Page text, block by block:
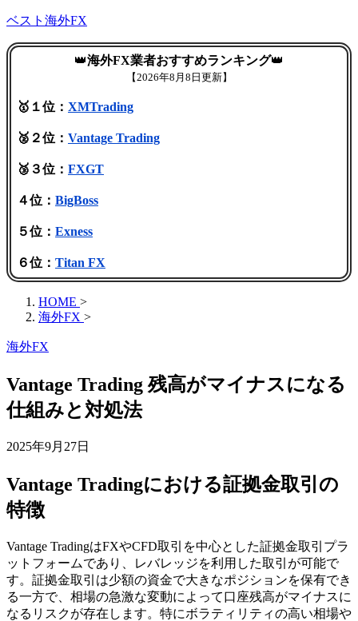
ベスト海外FX
👑海外FX業者おすすめランキング👑
【2026年8月8日更新】
🥇１位： XMTrading
🥈２位： Vantage Trading
🥉３位： FXGT
４位： BigBoss
５位： Exness
６位： Titan FX
HOME >
海外FX >
海外FX
Vantage Trading 残高がマイナスになる
仕組みと対処法
2025年9月27日
Vantage Tradingにおける証拠金取引の
特徴
Vantage TradingはFXやCFD取引を中心とした証拠金取引プラ
ットフォームであり、レバレッジを利用した取引が可能で
す。証拠金取引は少額の資金で大きなポジションを保有でき
る一方で、相場の急激な変動によって口座残高がマイナスに
なるリスクが存在します。特にボラティリティの高い相場や